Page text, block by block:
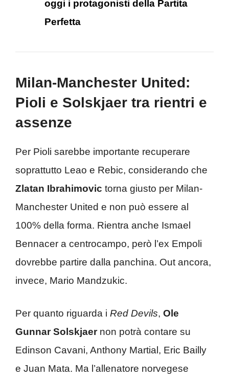
oggi i protagonisti della Partita
Perfetta
Milan-Manchester United:
Pioli e Solskjaer tra rientri e
assenze
Per Pioli sarebbe importante recuperare
soprattutto Leao e Rebic, considerando che
Zlatan Ibrahimovic torna giusto per Milan-
Manchester United e non può essere al
100% della forma. Rientra anche Ismael
Bennacer a centrocampo, però l’ex Empoli
dovrebbe partire dalla panchina. Out ancora,
invece, Mario Mandzukic.
Per quanto riguarda i Red Devils, Ole
Gunnar Solskjaernon potrà contare su
Edinson Cavani, Anthony Martial, Eric Bailly
e Juan Mata. Ma l’allenatore norvegese